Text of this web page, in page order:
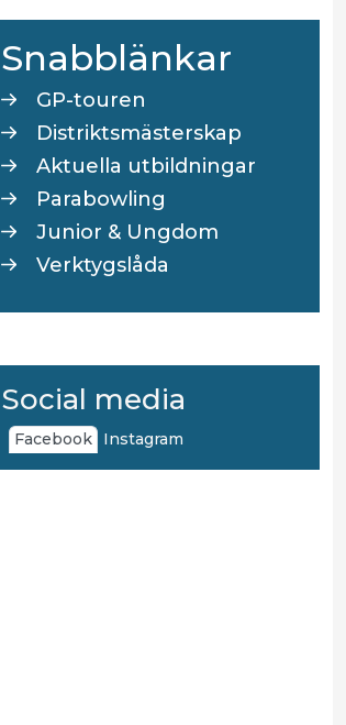
Snabblänkar
GP-touren
Distriktsmästerskap
Aktuella utbildningar
Parabowling
Junior & Ungdom
Verktygslåda
Social media
Facebook Instagram